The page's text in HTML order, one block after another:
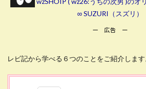
∞ SUZURI（スズリ）
ー 広告 ー
レビ記から学べる６つのことをご紹介します